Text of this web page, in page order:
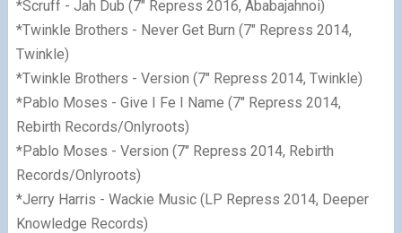
*Scruff - Jah Dub (7″ Repress 2016, Ababajahnoi)
*Twinkle Brothers - Never Get Burn (7″ Repress 2014,
Twinkle)
*Twinkle Brothers - Version (7″ Repress 2014, Twinkle)
*Pablo Moses - Give I Fe I Name (7″ Repress 2014,
Rebirth Records/Onlyroots)
*Pablo Moses - Version (7″ Repress 2014, Rebirth
Records/Onlyroots)
*Jerry Harris - Wackie Music (LP Repress 2014, Deeper
Knowledge Records)